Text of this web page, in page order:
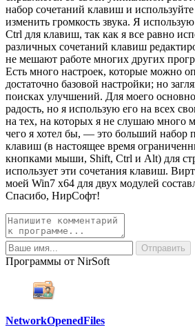
набор сочетаний клавиш и
изменить громкость звука. Я
Ctrl для клавиш, так как я все равно
различных сочетаний клавиш
не мешают работе многих других
Есть много настроек, которые можно
достаточно базовой настройки; но
поисках улучшений. Для моего
радость, но я использую его на всех
на тех, на которых я не слушаю много
чего я хотел бы, — это больший набор
клавиш (в настоящее время
кнопками мыши, Shift, Ctrl и Alt) для
использует эти сочетания клавиш.
моей Win7 x64 для двух модулей
Спасибо, НирСофт!
Программы от NirSoft
NetworkOpenedFiles